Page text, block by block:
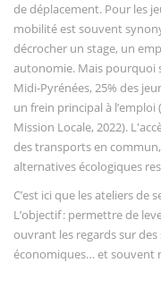
de déplacement. Pour les
mobilité est souvent
décrocher un stage, un
autonomie. Mais pourquoi
Midi-Pyrénées, 25% des
un frein principal à
Mission Locale, 2022).
des transports en
alternatives écologiques
C’est ici que les ateliers
L’objectif : permettre de
ouvrant les regards sur
économiques… et souvent